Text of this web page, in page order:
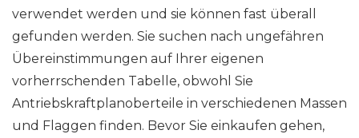
verwendet werden und sie können fast überall
gefunden werden. Sie suchen nach ungefähren
Übereinstimmungen auf Ihrer eigenen
vorherrschenden Tabelle, obwohl Sie
Antriebskraftplanoberteile in verschiedenen Massen
und Flaggen finden. Bevor Sie einkaufen gehen,